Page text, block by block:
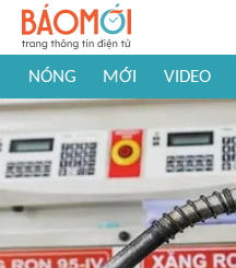
NÓNG MỚI VIDEO
#Trí tuệ nhân tạo #Mỹ - Iran
#Khám phá thế giới